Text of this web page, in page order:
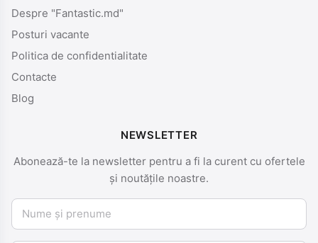
Despre "Fantastic.md"
Posturi vacante
Politica de confidentialitate
Contacte
Blog
NEWSLETTER
Abonează-te la newsletter pentru a fi la curent cu ofertele
și noutățile noastre.
Nume și prenume